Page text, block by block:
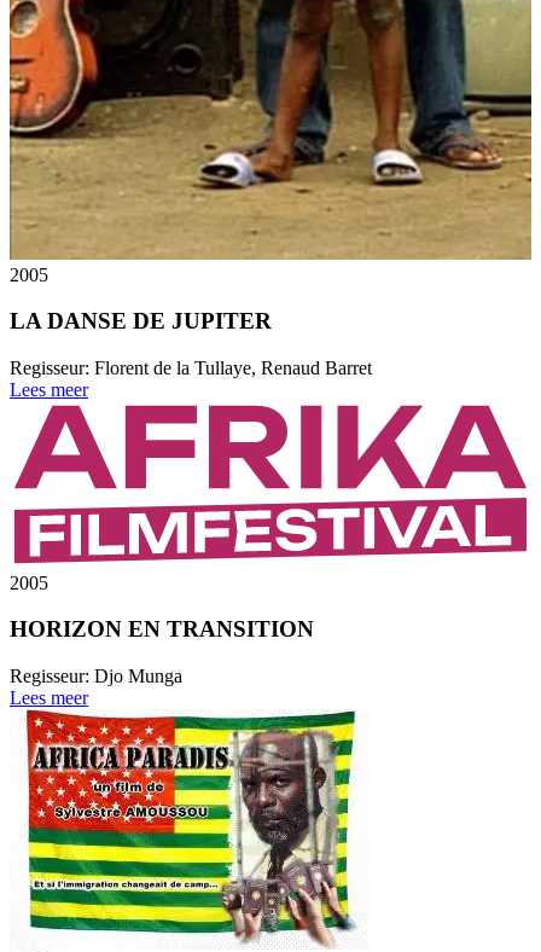
2005
LA DANSE DE JUPITER
Regisseur: Florent de la Tullaye, Renaud Barret
Lees meer
2005
HORIZON EN TRANSITION
Regisseur: Djo Munga
Lees meer